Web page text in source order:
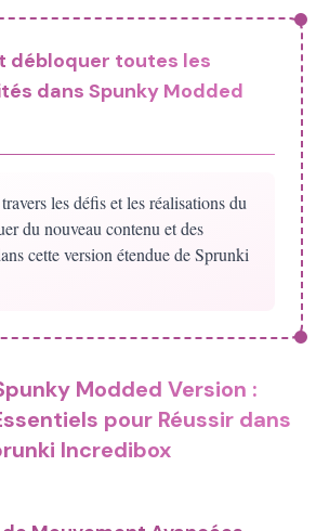
débloquer toutes les
dans Spunky Modded
les défis et les réalisations du
du nouveau contenu et des
cette version étendue de Sprunki
Modded Version :
pour Réussir dans
Incredibox